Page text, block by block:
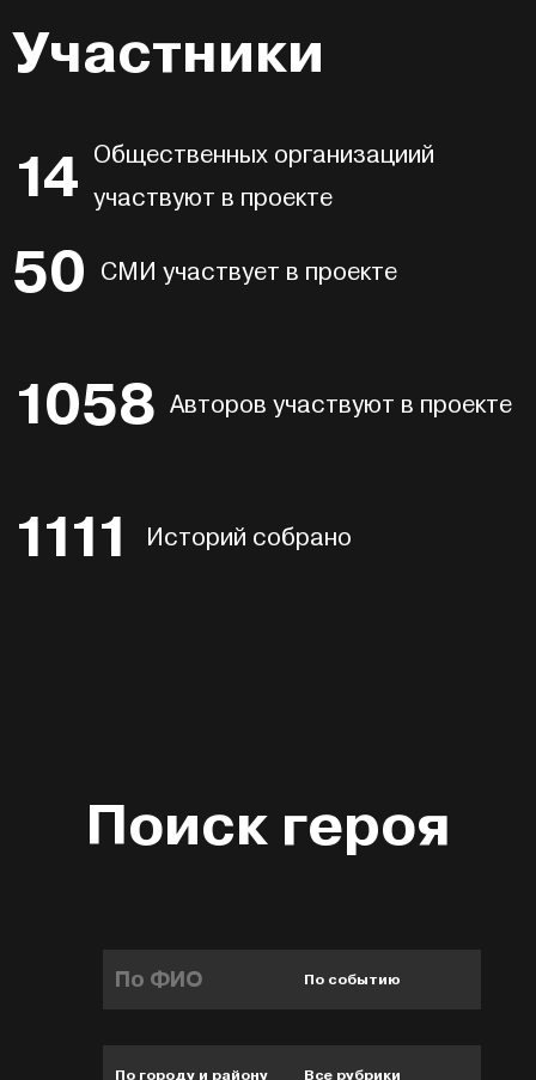
Участники
14 Общественных организациий
участвуют в проекте
50 СМИ участвует в проекте
1058 Авторов участвуют в проекте
1111 Историй собрано
Поиск героя